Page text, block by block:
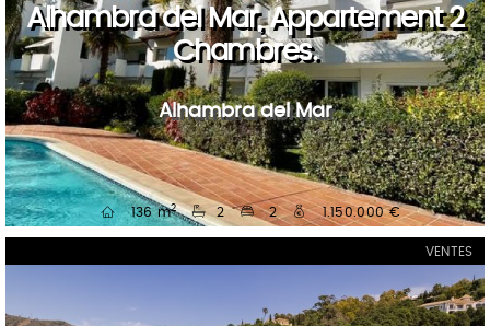
Alhambra del Mar, Appartement 2
Chambres.
Alhambra del Mar
136 m2 2 2 1.150.000 €
VENTES